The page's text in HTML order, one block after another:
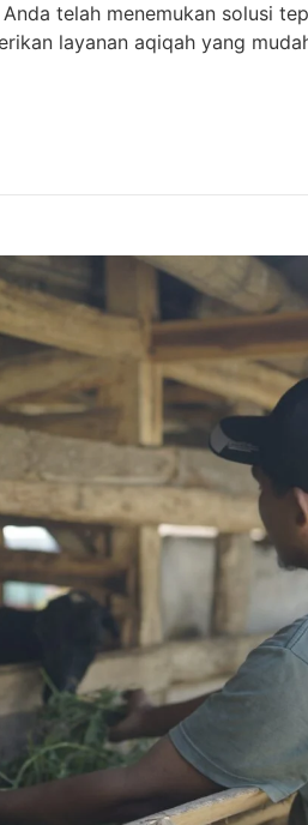
telah menemukan solusi
layanan aqiqah yang